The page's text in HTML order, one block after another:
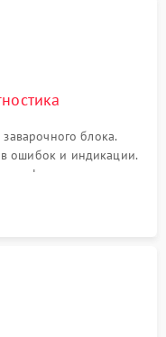
блока.
ошибок и индикации.
кофемолки на слух.
воды для выявления